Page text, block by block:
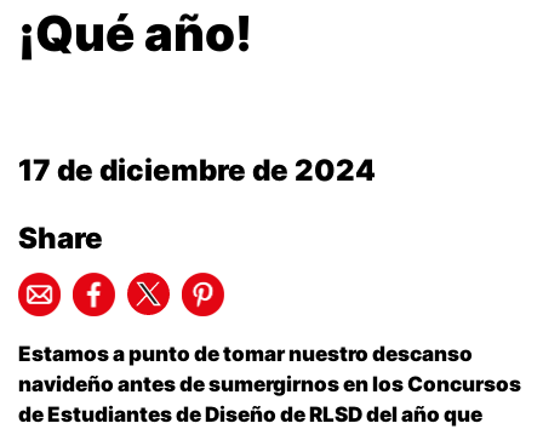
¡Qué año!
17 de diciembre de 2024
Share
Estamos a punto de tomar nuestro descanso
navideño antes de sumergirnos en los Concursos
de Estudiantes de Diseño de RLSD del año que